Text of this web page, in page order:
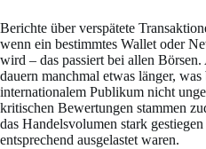
Berichte über verspätete
wenn ein bestimmtes Wallet oder
wird – das passiert bei allen
dauern manchmal etwas länger,
internationalem Publikum nicht
kritischen Bewertungen stammen
das Handelsvolumen stark
entsprechend ausgelastet waren.